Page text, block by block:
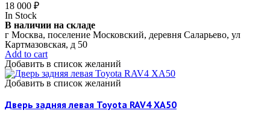
18 000 ₽
In Stock
В наличии на складе
г Москва, поселение Московский, деревня Саларьево, ул
Картмазовская, д 50
Add to cart
Добавить в список желаний
Добавить в список желаний
Дверь задняя левая Toyota RAV4 XA50